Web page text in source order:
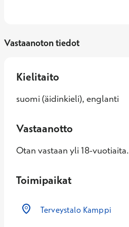
Vastaanoton tiedot
Kielitaito
suomi (äidinkieli), englanti
Vastaanotto
Otan vastaan yli 18-vuotiaita.
Toimipaikat
Terveystalo Kamppi